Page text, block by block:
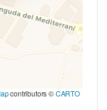
contributors ©CARTO